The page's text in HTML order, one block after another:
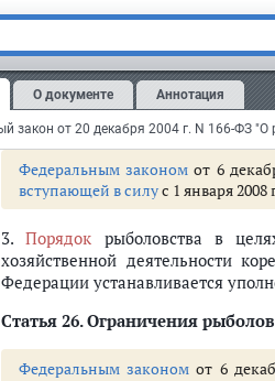
О документе Аннотация
2. Рыболовство в целях
деятельности коренных
предоставления
за исключением добычи (вылова)
Федеральным законом от 6
вступающей в силус 1 января 2008
3.Порядок рыболовства в
хозяйственной деятельности
Федерации устанавливается
Статья 26.Ограничения
Федеральным законом от 6